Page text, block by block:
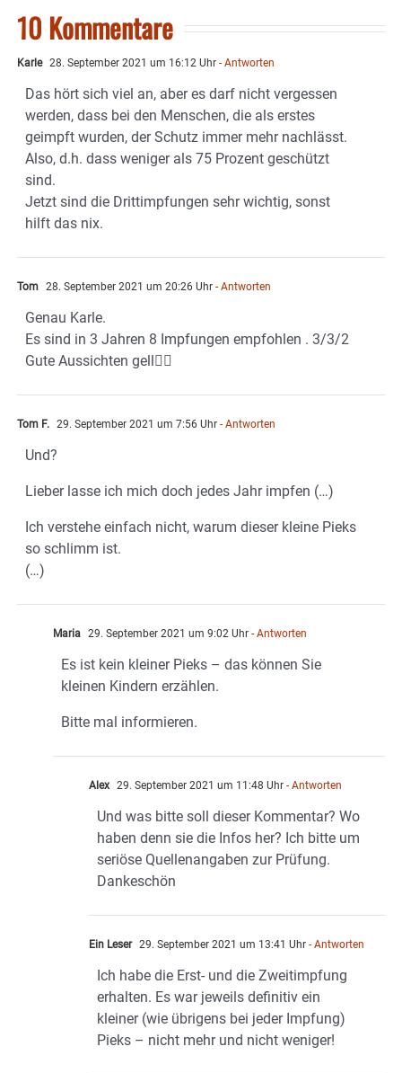
10 Kommentare
Karle 28. September 2021 um 16:12 Uhr - Antworten
Das hört sich viel an, aber es darf nicht vergessen
werden, dass bei den Menschen, die als erstes
geimpft wurden, der Schutz immer mehr nachlässt.
Also, d.h. dass weniger als 75 Prozent geschützt
sind.
Jetzt sind die Drittimpfungen sehr wichtig, sonst
hilft das nix.
Tom 28. September 2021 um 20:26 Uhr - Antworten
Genau Karle.
Es sind in 3 Jahren 8 Impfungen empfohlen . 3/3/2
Gute Aussichten gell👍🏻
Tom F. 29. September 2021 um 7:56 Uhr - Antworten
Und?
Lieber lasse ich mich doch jedes Jahr impfen (…)
Ich verstehe einfach nicht, warum dieser kleine Pieks
so schlimm ist.
(…)
Maria 29. September 2021 um 9:02 Uhr - Antworten
Es ist kein kleiner Pieks – das können Sie
kleinen Kindern erzählen.
Bitte mal informieren.
Alex 29. September 2021 um 11:48 Uhr - Antworten
Und was bitte soll dieser Kommentar? Wo
haben denn sie die Infos her? Ich bitte um
seriöse Quellenangaben zur Prüfung.
Dankeschön
Ein Leser 29. September 2021 um 13:41 Uhr - Antworten
Ich habe die Erst- und die Zweitimpfung
erhalten. Es war jeweils definitiv ein
kleiner (wie übrigens bei jeder Impfung)
Pieks – nicht mehr und nicht weniger!